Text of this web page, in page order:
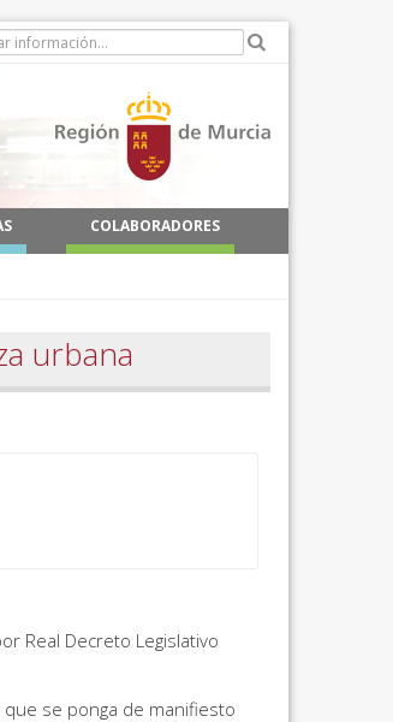
COLABORADORES
urbana
Real Decreto Legislativo
se ponga de manifiesto